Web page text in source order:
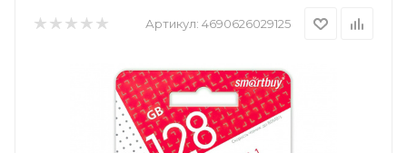
Артикул: 4690626029125